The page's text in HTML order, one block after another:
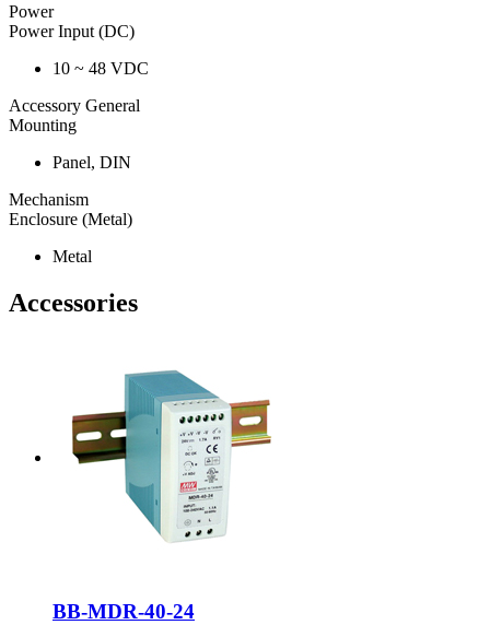
Power
Power Input (DC)
10 ~ 48 VDC
Accessory General
Mounting
Panel, DIN
Mechanism
Enclosure (Metal)
Metal
Accessories
BB-MDR-40-24